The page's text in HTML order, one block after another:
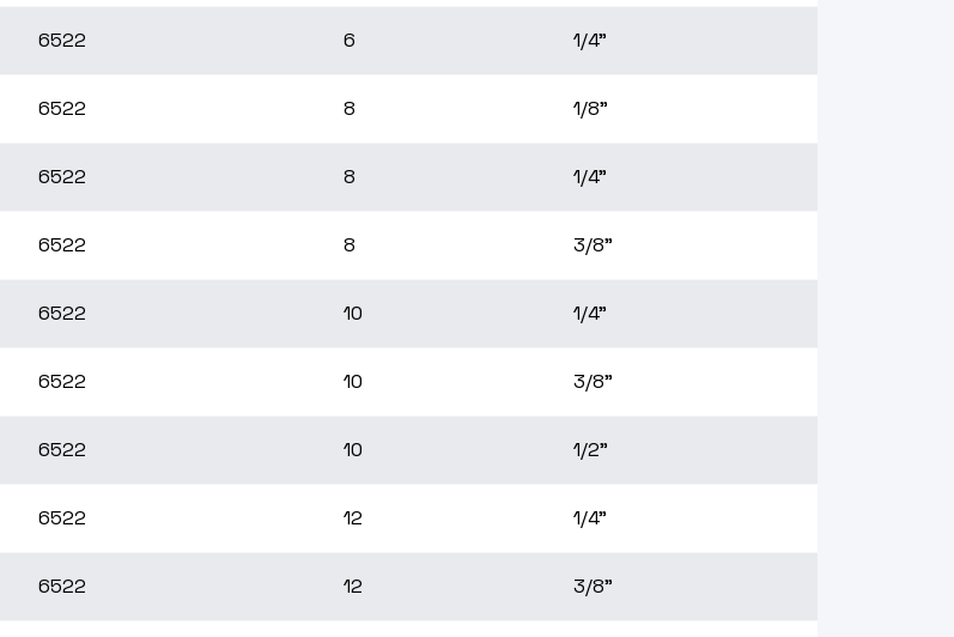
6522 6 1/4"
6522 8 1/8"
6522 8 1/4"
6522 8 3/8"
6522 10 1/4"
6522 10 3/8"
6522 10 1/2"
6522 12 1/4"
6522 12 3/8"